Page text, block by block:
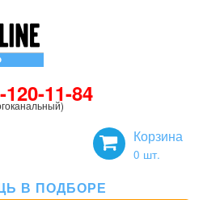
120-11-84
Корзина
0 шт.
В ПОДБОРЕ